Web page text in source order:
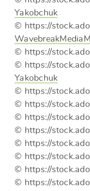
Yakobchuk
© https://
© https://
© https://
Yakobchuk
© https://
© https://
© https://
© https://
© https://
© https://
© https://
© https://